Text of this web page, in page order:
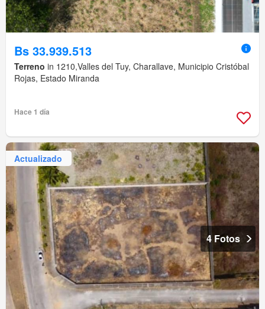
Bs 33.939.513
Terreno in 1210,Valles del Tuy, Charallave, Municipio Cristóbal
Rojas, Estado Miranda
Hace 1 día
Actualizado
4 Fotos